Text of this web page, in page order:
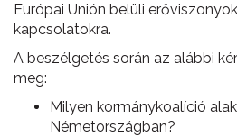
Európai Unión belüli
kapcsolatokra.
A beszélgetés során az alábbi
meg:
Milyen kormánykoalíció
Németországban?